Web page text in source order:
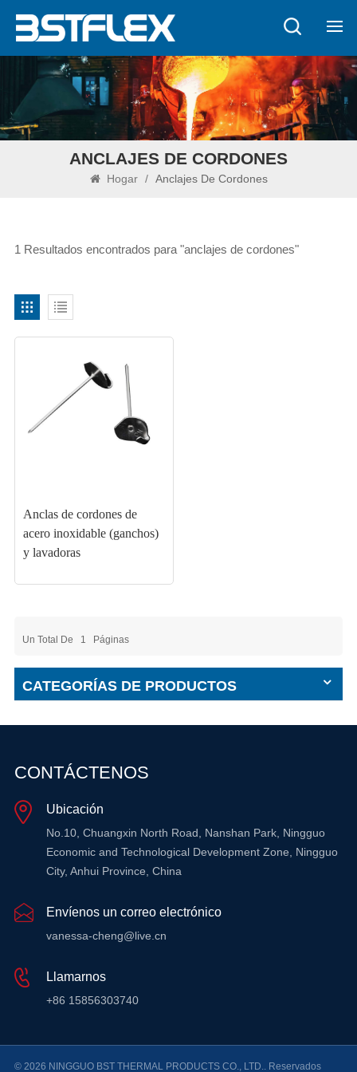
ANCLAJES DE CORDONES
Hogar / Anclajes De Cordones
1 Resultados encontrados para "anclajes de cordones"
Anclas de cordones de
acero inoxidable (ganchos)
y lavadoras
Un Total De 1 Páginas
CATEGORÍAS DE PRODUCTOS
CONTÁCTENOS
Ubicación
No.10, Chuangxin North Road, Nanshan Park, Ningguo
Economic and Technological Development Zone, Ningguo
City, Anhui Province, China
Envíenos un correo electrónico
vanessa-cheng@live.cn
Llamarnos
+86 15856303740
© 2026 NINGGUO BST THERMAL PRODUCTS CO., LTD.. Reservados